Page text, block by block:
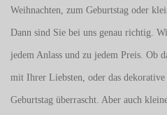
Weihnachten, zum Geburtstag oder
Dann sind Sie bei uns genau richtig.
jedem Anlass und zu jedem Preis. Ob
mit Ihrer Liebsten, oder das
Geburtstag überrascht. Aber auch